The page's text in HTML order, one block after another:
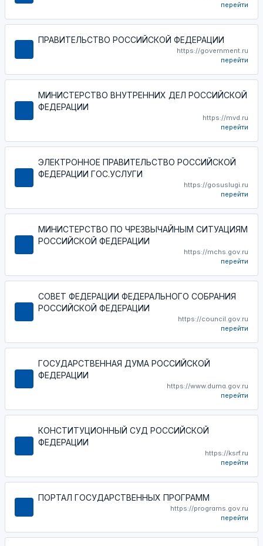
перейти
ПРАВИТЕЛЬСТВО РОССИЙСКОЙ ФЕДЕРАЦИИ
https://government.ru
перейти
МИНИСТЕРСТВО ВНУТРЕННИХ ДЕЛ РОССИЙСКОЙ
ФЕДЕРАЦИИ
https://mvd.ru
перейти
ЭЛЕКТРОННОЕ ПРАВИТЕЛЬСТВО РОССИЙСКОЙ
ФЕДЕРАЦИИ ГОС.УСЛУГИ
https://gosuslugi.ru
перейти
МИНИСТЕРСТВО ПО ЧРЕЗВЫЧАЙНЫМ СИТУАЦИЯМ
РОССИЙСКОЙ ФЕДЕРАЦИИ
https://mchs.gov.ru
перейти
СОВЕТ ФЕДЕРАЦИИ ФЕДЕРАЛЬНОГО СОБРАНИЯ
РОССИЙСКОЙ ФЕДЕРАЦИИ
https://council.gov.ru
перейти
ГОСУДАРСТВЕННАЯ ДУМА РОССИЙСКОЙ
ФЕДЕРАЦИИ
https://www.duma.gov.ru
перейти
КОНСТИТУЦИОННЫЙ СУД РОССИЙСКОЙ
ФЕДЕРАЦИИ
https://ksrf.ru
перейти
ПОРТАЛ ГОСУДАРСТВЕННЫХ ПРОГРАММ
https://programs.gov.ru
перейти